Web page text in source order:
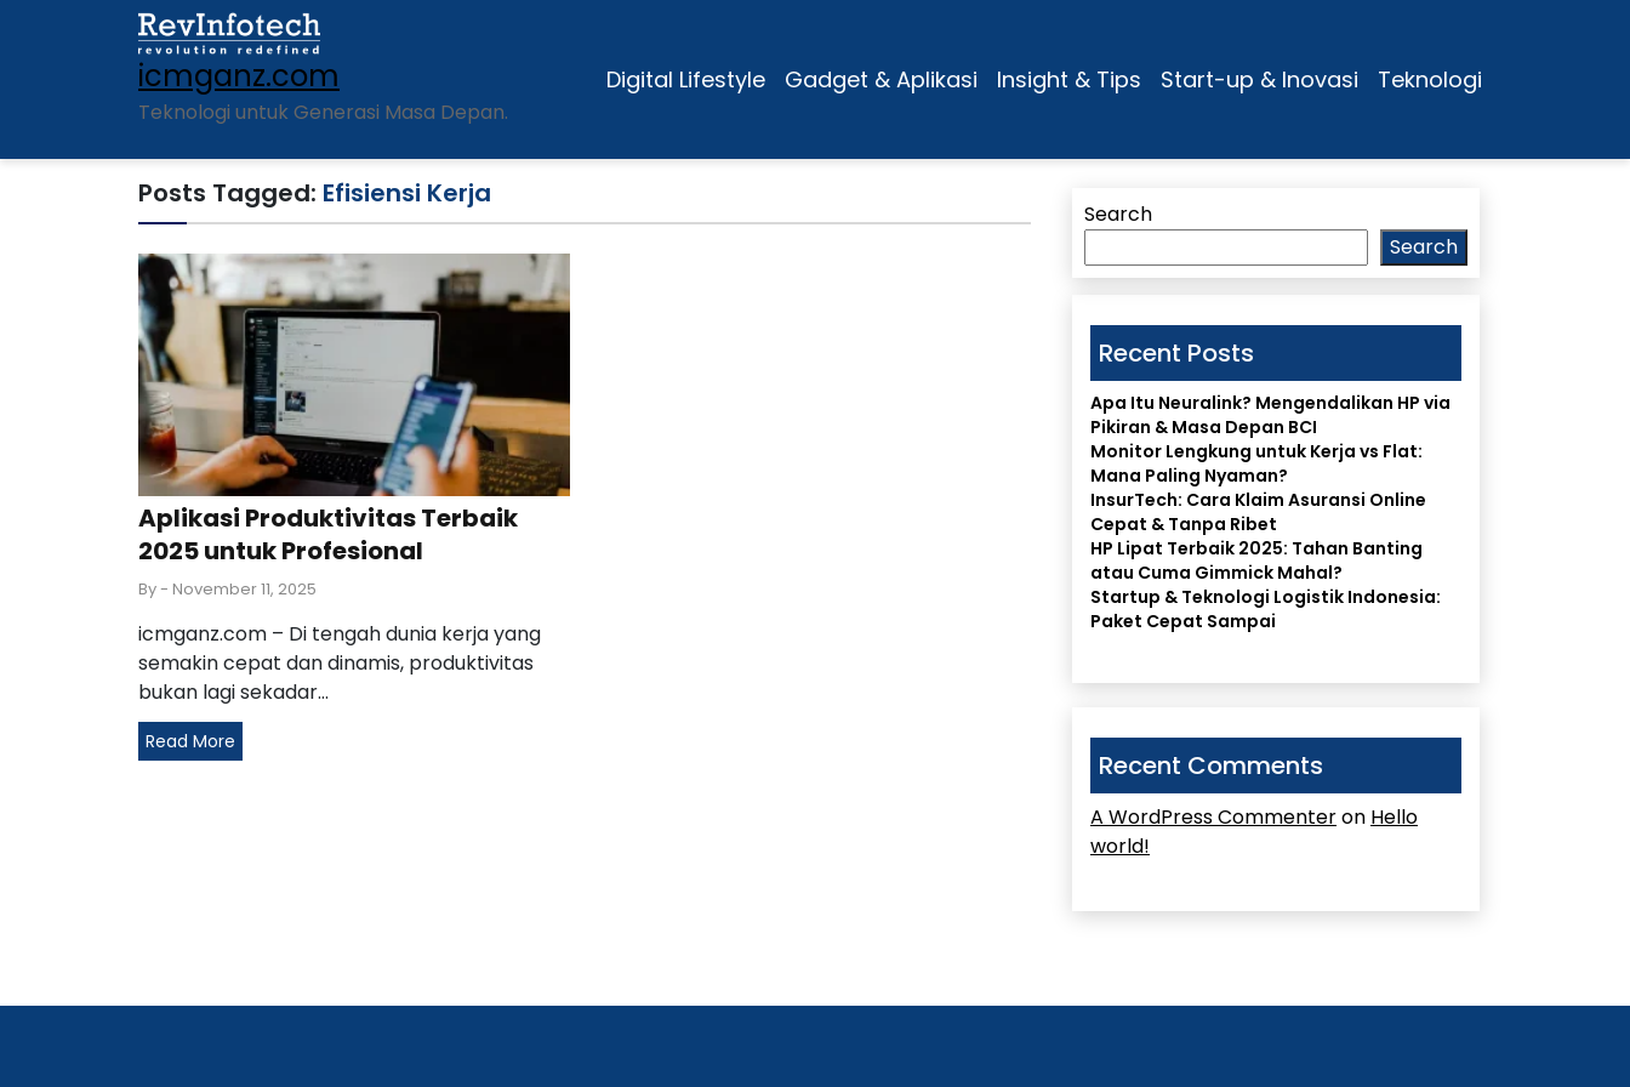
icmganz.com
Teknologi untuk Generasi Masa Depan.
Digital Lifestyle Gadget & Aplikasi Insight & Tips Start-up & Inovasi Teknologi
Posts Tagged: Efisiensi Kerja
Aplikasi Produktivitas Terbaik
2025 untuk Profesional
By- November 11, 2025
icmganz.com – Di tengah dunia kerja yang
semakin cepat dan dinamis, produktivitas
bukan lagi sekadar...
Read More
Search
Search
Recent Posts
Apa Itu Neuralink? Mengendalikan HP via
Pikiran & Masa Depan BCI
Monitor Lengkung untuk Kerja vs Flat:
Mana Paling Nyaman?
InsurTech: Cara Klaim Asuransi Online
Cepat & Tanpa Ribet
HP Lipat Terbaik 2025: Tahan Banting
atau Cuma Gimmick Mahal?
Startup & Teknologi Logistik Indonesia:
Paket Cepat Sampai
Recent Comments
A WordPress Commenteron Hello
world!